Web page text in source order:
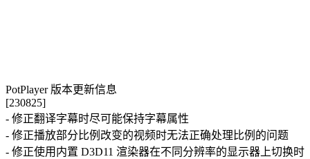
PotPlayer 版本更新信息
[230825]
- 修正翻译字幕时尽可能保持字幕属性
- 修正播放部分比例改变的视频时无法正确处理比例的问题
- 修正使用内置 D3D11 渲染器在不同分辨率的显示器上切换时